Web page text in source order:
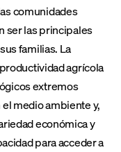
comunidades
ser las principales
familias. La
agrícola
extremos
medio ambiente y,
económica y
para acceder a